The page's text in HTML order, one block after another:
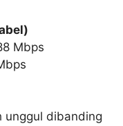
Mbps
unggul dibanding